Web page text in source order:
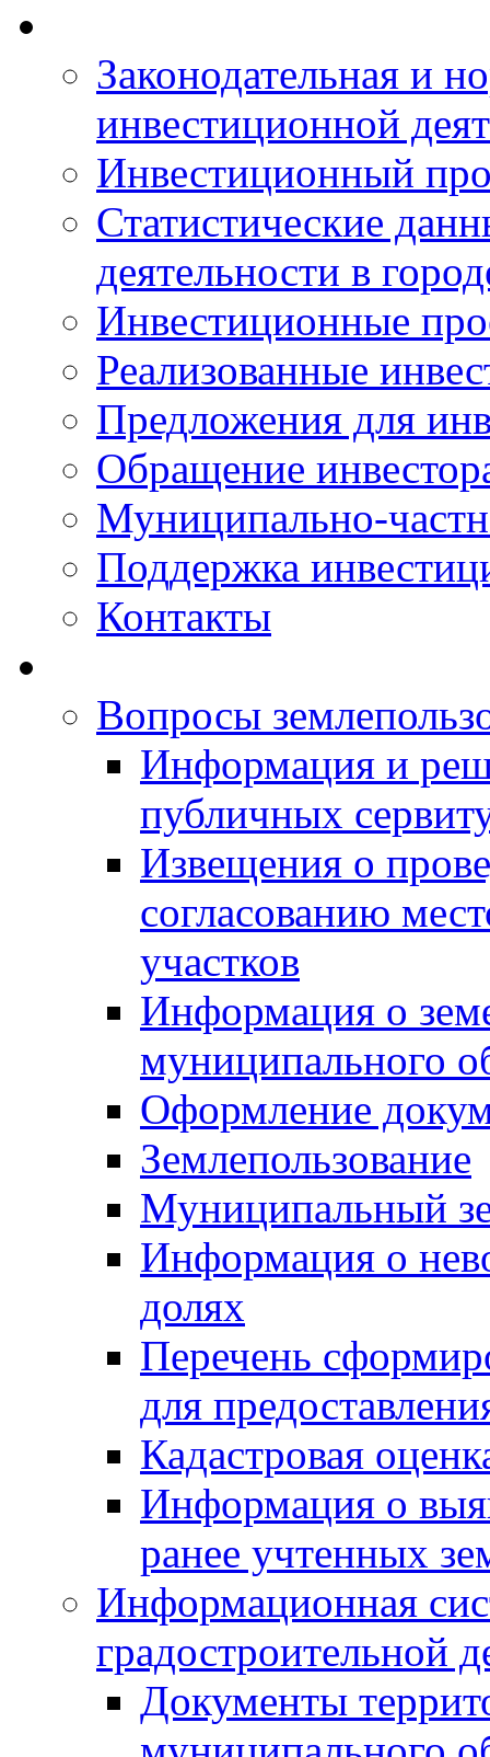
Законодательная и
инвестиционной
Инвестиционный
Статистические
деятельности в
Инвестиционные
Реализованные
Предложения для
Обращение
Муниципально-
Поддержка
Контакты
Вопросы
Информация и
публичных
Извещения о
согласованию
участков
Информация о
муниципального
Оформление
Землепользование
Муниципальный
Информация о
долях
Перечень
для
Кадастровая
Информация о
ранее учтенных
Информационная
градостроительной
Документы